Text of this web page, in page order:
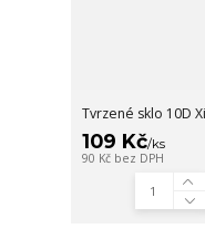
Tvrzené sklo 10D
109 Kč/ks
90 Kč bez DPH